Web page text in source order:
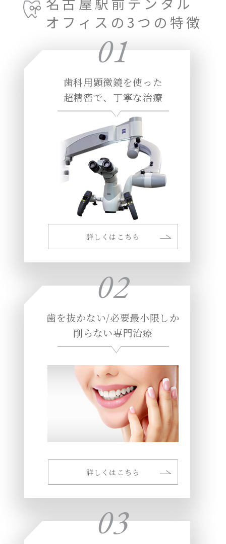
オフィスの3つの特徴
01
歯科用顕微鏡を使った
超精密で、丁寧な治療
詳しくはこちら
02
歯を抜かない/必要最小限しか
削らない専門治療
詳しくはこちら
03